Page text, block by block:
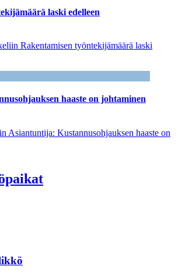
laski edelleen
Rakentamisen työntekijämäärä laski
haaste on johtaminen
Asiantuntija: Kustannusohjauksen haaste on